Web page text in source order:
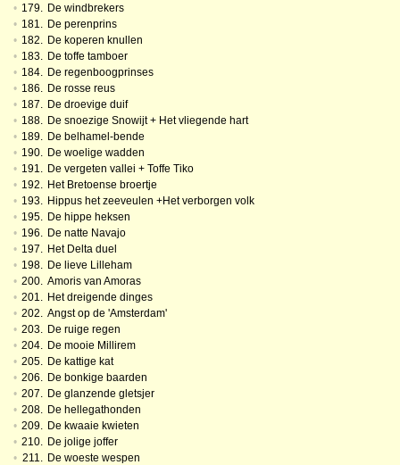
• 179. De windbrekers
• 181. De perenprins
• 182. De koperen knullen
• 183. De toffe tamboer
• 184. De regenboogprinses
• 186. De rosse reus
• 187. De droevige duif
• 188. De snoezige Snowijt + Het vliegende hart
• 189. De belhamel-bende
• 190. De woelige wadden
• 191. De vergeten vallei + Toffe Tiko
• 192. Het Bretoense broertje
• 193. Hippus het zeeveulen +Het verborgen volk
• 195. De hippe heksen
• 196. De natte Navajo
• 197. Het Delta duel
• 198. De lieve Lilleham
• 200. Amoris van Amoras
• 201. Het dreigende dinges
• 202. Angst op de 'Amsterdam'
• 203. De ruige regen
• 204. De mooie Millirem
• 205. De kattige kat
• 206. De bonkige baarden
• 207. De glanzende gletsjer
• 208. De hellegathonden
• 209. De kwaaie kwieten
• 210. De jolige joffer
• 211. De woeste wespen